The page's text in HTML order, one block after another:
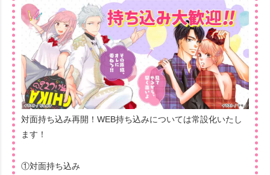
対面持ち込み再開！WEB持ち込みについては常設化いたし
ます！
①対面持ち込み